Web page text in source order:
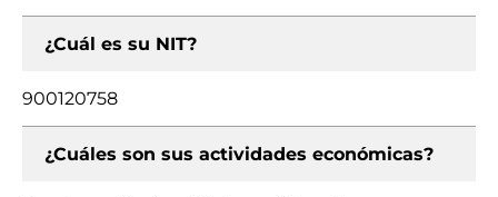
¿Cuál es su NIT?
900120758
¿Cuáles son sus actividades económicas?